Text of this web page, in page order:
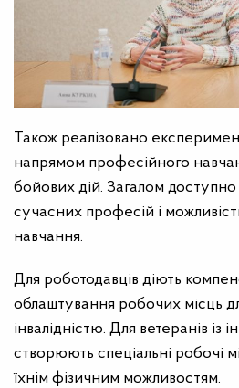
Також реалізовано
напрямом професійного
бойових дій. Загалом
сучасних професій і
навчання.
Для роботодавців діють
облаштування робочих місць
інвалідністю. Для ветеранів із
створюють спеціальні робочі
їхнім фізичним можливостям.